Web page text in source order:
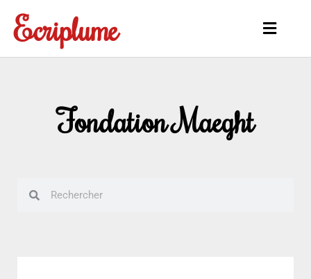
contenu
Ecriplume
Main
Fondation Maeght